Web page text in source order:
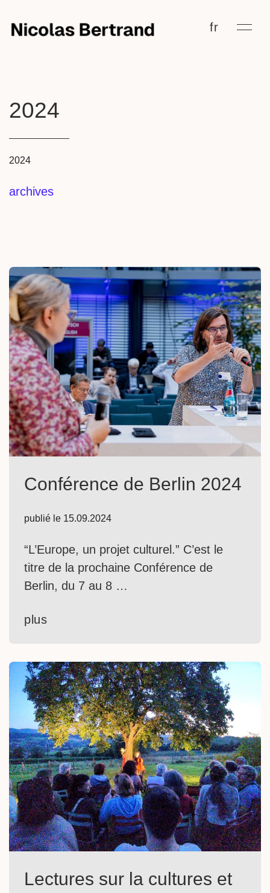
fr
2024
2024
archives
Conférence de Berlin 2024
publié le 15.09.2024
“L’Europe, un projet culturel.” C’est le
titre de la prochaine Conférence de
Berlin, du 7 au 8 …
plus
Lectures sur la cultures et